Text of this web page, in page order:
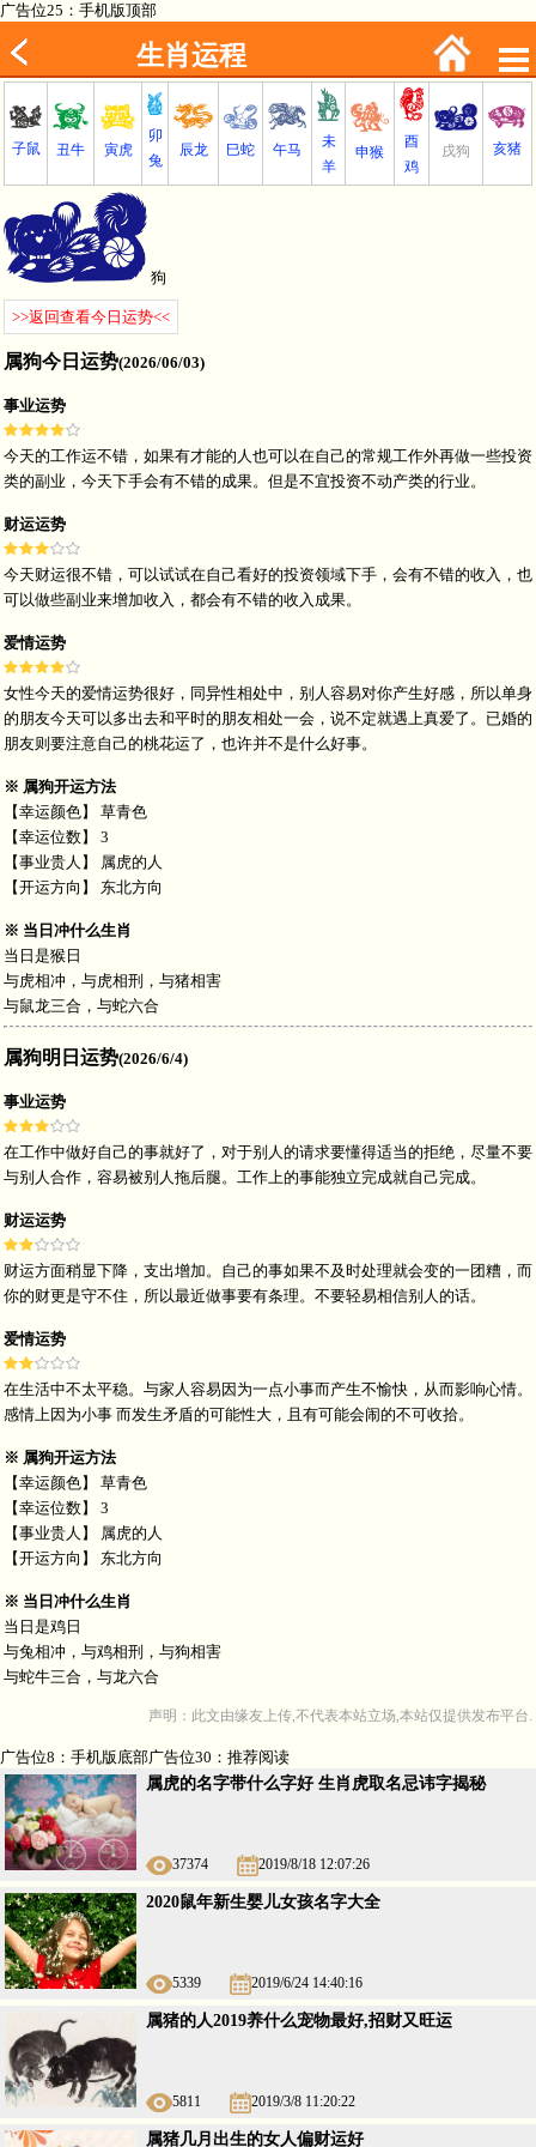
广告位25：手机版顶部
生肖运程
子鼠 丑牛 寅虎
卯
兔
辰龙 巳蛇 午马
未
羊
申猴
酉
鸡
戌狗 亥猪
狗
>>返回查看今日运势<<
属狗今日运势(2026/06/03)
事业运势
今天的工作运不错，如果有才能的人也可以在自己的常规工作外再做一些投资
类的副业，今天下手会有不错的成果。但是不宜投资不动产类的行业。
财运运势
今天财运很不错，可以试试在自己看好的投资领域下手，会有不错的收入，也
可以做些副业来增加收入，都会有不错的收入成果。
爱情运势
女性今天的爱情运势很好，同异性相处中，别人容易对你产生好感，所以单身
的朋友今天可以多出去和平时的朋友相处一会，说不定就遇上真爱了。已婚的
朋友则要注意自己的桃花运了，也许并不是什么好事。
※ 属狗开运方法
【幸运颜色】 草青色
【幸运位数】 3
【事业贵人】 属虎的人
【开运方向】 东北方向
※ 当日冲什么生肖
当日是猴日
与虎相冲，与虎相刑，与猪相害
与鼠龙三合 ，与蛇六合
属狗明日运势(2026/6/4)
事业运势
在工作中做好自己的事就好了，对于别人的请求要懂得适当的拒绝，尽量不要
与别人合作，容易被别人拖后腿。工作上的事能独立完成就自己完成。
财运运势
财运方面稍显下降，支出增加。自己的事如果不及时处理就会变的一团糟，而
你的财更是守不住，所以最近做事要有条理。不要轻易相信别人的话。
爱情运势
在生活中不太平稳。与家人容易因为一点小事而产生不愉快，从而影响心情。
感情上因为小事 而发生矛盾的可能性大，且有可能会闹的不可收拾。
※ 属狗开运方法
【幸运颜色】 草青色
【幸运位数】 3
【事业贵人】 属虎的人
【开运方向】 东北方向
※ 当日冲什么生肖
当日是鸡日
与兔相冲，与鸡相刑，与狗相害
与蛇牛三合 ，与龙六合
声明：此文由缘友 上传,不代表本站立场,本站仅提供发布平台.
广告位8：手机版底部广告位30：推荐阅读
属虎的名字带什么字好 生肖虎取名忌讳字揭秘
37374 2019/8/18 12:07:26
2020鼠年新生婴儿女孩名字大全
5339 2019/6/24 14:40:16
属猪的人2019养什么宠物最好,招财又旺运
5811 2019/3/8 11:20:22
属猪几月出生的女人偏财运好